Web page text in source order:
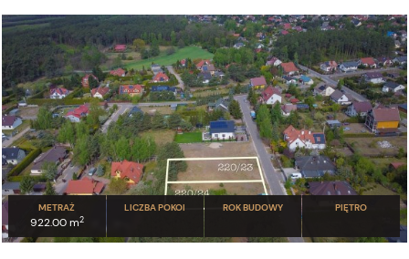
METRAŻ
922.00 m2
LICZBA POKOI ROK BUDOWY PIĘTRO